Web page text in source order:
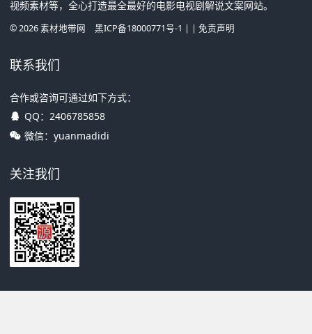
视频素材等，全心打造最全最好的电影电视剧解说文案网站。
©2026素材地带网 黑ICP备18000771号-1 | | 免责声明
联系我们
合作或咨询可通过如下方式：
QQ： 2406785858
微信：yuanmadidi
关注我们